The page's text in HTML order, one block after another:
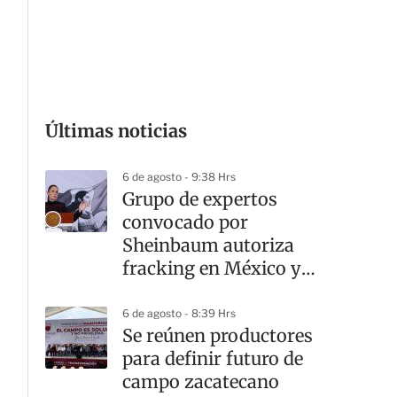
Últimas noticias
6 de agosto - 9:38 Hrs
Grupo de expertos
convocado por
Sheinbaum autoriza
fracking en México y
recomendaciones
6 de agosto - 8:39 Hrs
Se reúnen productores
para definir futuro de
campo zacatecano